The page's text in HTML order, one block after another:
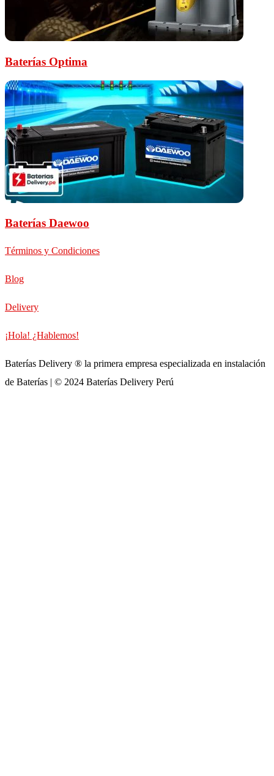
Baterías Optima
Baterías Daewoo
Términos y Condiciones
Blog
Delivery
¡Hola! ¿Hablemos!
Baterías Delivery ® la primera empresa especializada en instalación
de Baterías | © 2024 Baterías Delivery Perú